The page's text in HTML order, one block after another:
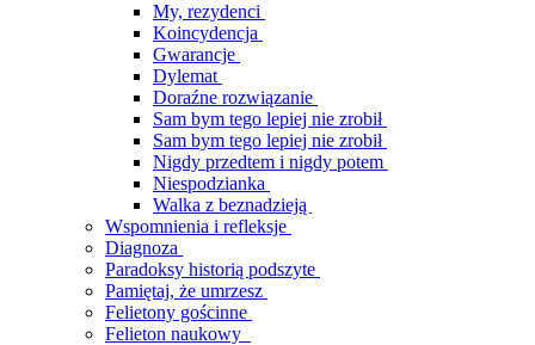
My, rezydenci
Koincydencja
Gwarancje
Dylemat
Doraźne rozwiązanie
Sam bym tego lepiej nie zrobił
Sam bym tego lepiej nie zrobił
Nigdy przedtem i nigdy potem
Niespodzianka
Walka z beznadzieją
Wspomnienia i refleksje
Diagnoza
Paradoksy historią podszyte
Pamiętaj, że umrzesz
Felietony gościnne
Felieton naukowy